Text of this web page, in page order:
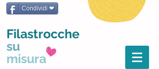
Condividi ❤
Filastrocche
su
misura